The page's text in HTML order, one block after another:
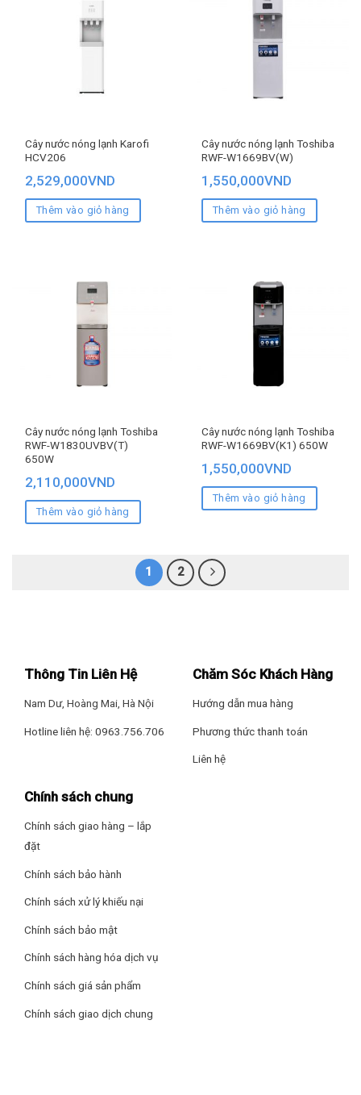
Cây nước nóng lạnh Karofi
HCV206
2,529,000VND
Thêm vào giỏ hàng
Cây nước nóng lạnh Toshiba
RWF-W1669BV(W)
1,550,000VND
Thêm vào giỏ hàng
Cây nước nóng lạnh Toshiba
RWF-W1830UVBV(T)
650W
2,110,000VND
Thêm vào giỏ hàng
Cây nước nóng lạnh Toshiba
RWF-W1669BV(K1) 650W
1,550,000VND
Thêm vào giỏ hàng
1 2
Thông Tin Liên Hệ
Nam Dư, Hoàng Mai, Hà Nội
Hotline liên hệ: 0963.756.706
Chăm Sóc Khách Hàng
Hướng dẫn mua hàng
Phương thức thanh toán
Liên hệ
Chính sách chung
Chính sách giao hàng – lắp
đặt
Chính sách bảo hành
Chính sách xử lý khiếu nại
Chính sách bảo mật
Chính sách hàng hóa dịch vụ
Chính sách giá sản phẩm
Chính sách giao dịch chung